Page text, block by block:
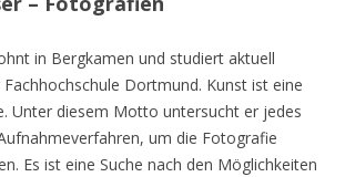
in Bergkamen und studiert aktuell
Dortmund. Kunst ist eine
Unter diesem Motto untersucht er jedes
um die Fotografie
Es ist eine Suche nach den Möglichkeiten